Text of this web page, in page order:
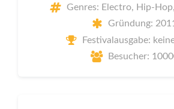
Genres: Electro, Hip-
Gründung: 2011
Festivalausgabe:
Besucher: